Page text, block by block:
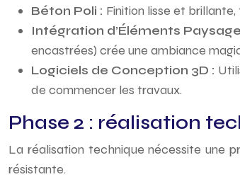
Béton Poli : Finition lisse et
Intégration d’Éléments
encastrées) crée une ambiance
Logiciels de Conception 3D :
de commencer les travaux.
Phase 2 : réalisation
La réalisation technique nécessite une
résistante.